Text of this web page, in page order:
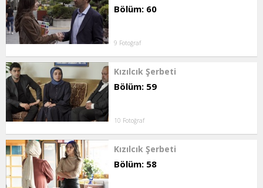
Bölüm: 60
9 Fotoğraf
Kızılcık Şerbeti
Bölüm: 59
10 Fotoğraf
Kızılcık Şerbeti
Bölüm: 58